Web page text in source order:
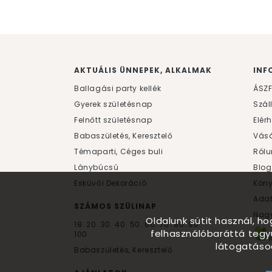
AKTUÁLIS ÜNNEPEK, ALKALMAK
Ballagási party kellék
Gyerek születésnap
Felnőtt születésnap
Babaszületés, Keresztelő
Témaparti, Céges buli
Lánybúcsú
Esküvői Dekoráció
SZÁMOS SZÜLINAP
18. 20. 30. 40. 50. 60.70.80.90.
100.
Babaszületés, Keresztelő
ÁSZF
Blog
Oldalunk sütit használ,
felhasználóbaráttá